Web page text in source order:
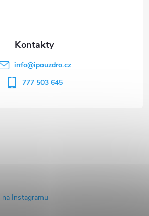
Instagramu
info@ipouzdro.cz
777 503 645